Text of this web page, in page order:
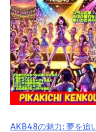
AKB48の魅力: 夢を追